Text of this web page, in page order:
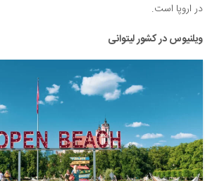
در اروپا است.
ویلنیوس در کشور لیتوانی